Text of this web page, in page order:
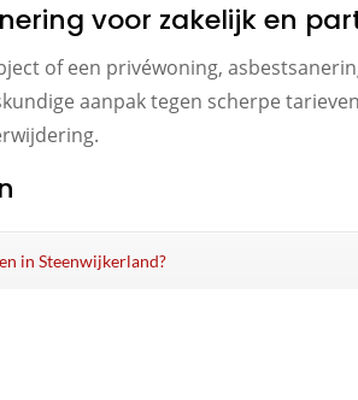
voor zakelijk en
of een privéwoning,
aanpak tegen scherpe
in Steenwijkerland?